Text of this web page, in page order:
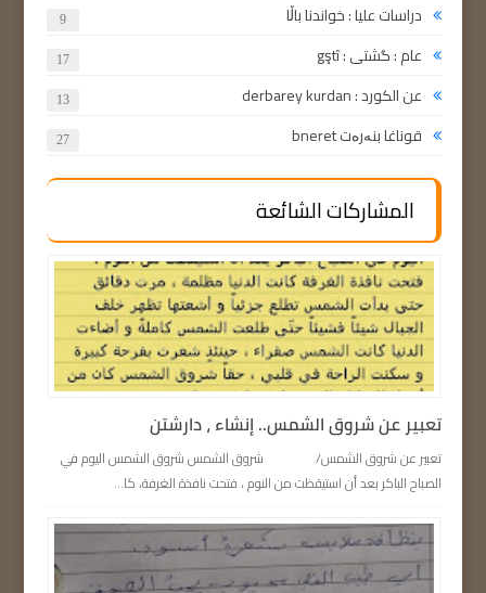
دراسات عليا : خواندنا باڵا 9
عام : گشتی : gştî 17
عن الكورد : derbarey kurdan 13
قوناغا بنەرەت bneret 27
المشاركات الشائعة
تعبير عن شروق الشمس.. إنشاء ، دارشتن
تعبير عن شروق الشمس/ شروق الشمس شروق الشمس اليوم في
الصباح الباكر بعد أن استيقظت من النوم ، فتحت نافذة الغرفة، كا...